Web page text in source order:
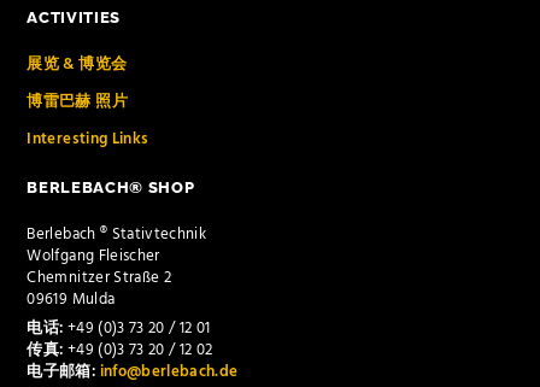
ACTIVITIES
展览 & 博览会
博雷巴赫 照片
Interesting Links
BERLEBACH® SHOP
Berlebach ® Stativtechnik
Wolfgang Fleischer
Chemnitzer Straße 2
09619 Mulda
电话:+49 (0)3 73 20 / 12 01
传真:+49 (0)3 73 20 / 12 02
电子邮箱:info@berlebach.de